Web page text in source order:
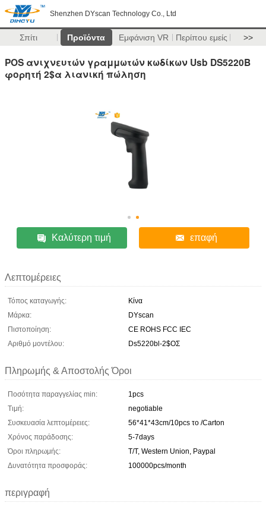
Shenzhen DYscan Technology Co., Ltd
Σπίτι Προϊόντα Εμφάνιση VR Περίπου εμείς >>
POS ανιχνευτών γραμμωτών κωδίκων Usb DS5220B
φορητή 2$α λιανική πώληση
Καλύτερη τιμή επαφή
Λεπτομέρειες
Τόπος καταγωγής:
Κίνα
Μάρκα:
DYscan
Πιστοποίηση:
CE ROHS FCC IEC
Αριθμό μοντέλου:
Ds5220bl-2$ΟΣ
Πληρωμής & Αποστολής Όροι
Ποσότητα παραγγελίας min:
1pcs
Τιμή:
negotiable
Συσκευασία λεπτομέρειες:
56*41*43cm/10pcs το /Carton
Χρόνος παράδοσης:
5-7days
Όροι πληρωμής:
T/T, Western Union, Paypal
Δυνατότητα προσφοράς:
100000pcs/month
περιγραφή